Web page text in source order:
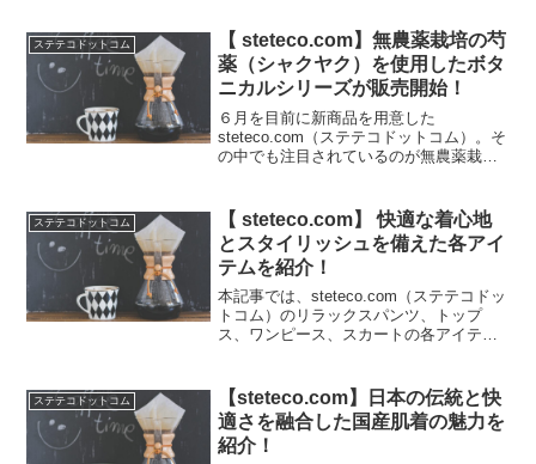
のステテコです。こちらのステテコは日
本の伝統的な...
ステテコドットコム
【 steteco.com】無農薬栽培の芍
薬（シャクヤク）を使用したボタ
ニカルシリーズが販売開始！
６月を目前に新商品を用意した
steteco.com（ステテコドットコム）。そ
の中でも注目されているのが無農薬栽培
steteco.comについてはこちらの記事で紹
介！一覧ボタ...
ステテコドットコム
【 steteco.com】 快適な着心地
とスタイリッシュを備えた各アイ
テムを紹介！
本記事では、steteco.com（ステテコドッ
トコム）のリラックスパンツ、トップ
ス、ワンピース、スカートの各アイテム
ックスウェアメーカー【株式会社アズ】
が運営するs...
ステテコドットコム
【steteco.com】日本の伝統と快
適さを融合した国産肌着の魅力を
紹介！